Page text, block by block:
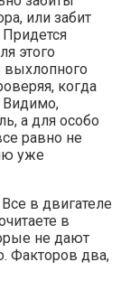
или забит
этого
выхлопного
когда
Видимо,
а для особо
равно не
уже
в двигателе
в
не дают
Факторов два,